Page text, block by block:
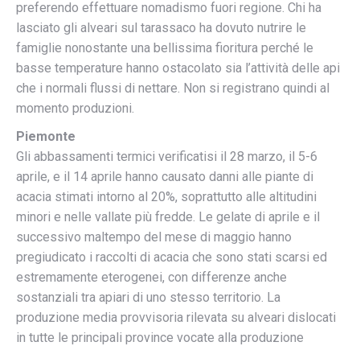
preferendo effettuare nomadismo fuori regione. Chi ha
lasciato gli alveari sul tarassaco ha dovuto nutrire le
famiglie nonostante una bellissima fioritura perché le
basse temperature hanno ostacolato sia l’attività delle api
che i normali flussi di nettare. Non si registrano quindi al
momento produzioni.
Piemonte
Gli abbassamenti termici verificatisi il 28 marzo, il 5-6
aprile, e il 14 aprile hanno causato danni alle piante di
acacia stimati intorno al 20%, soprattutto alle altitudini
minori e nelle vallate più fredde. Le gelate di aprile e il
successivo maltempo del mese di maggio hanno
pregiudicato i raccolti di acacia che sono stati scarsi ed
estremamente eterogenei, con differenze anche
sostanziali tra apiari di uno stesso territorio. La
produzione media provvisoria rilevata su alveari dislocati
in tutte le principali province vocate alla produzione